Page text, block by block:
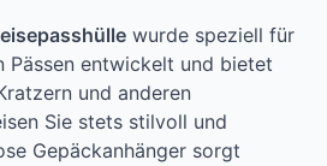
wurde speziell für
Pässen entwickelt und bietet
und anderen
Sie stets stilvoll und
Gepäckanhänger sorgt